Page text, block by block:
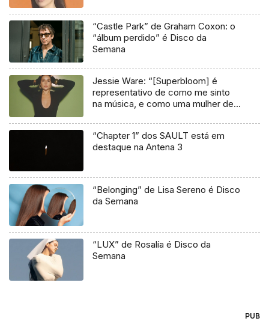
“Castle Park” de Graham Coxon: o
“álbum perdido” é Disco da
Semana
Jessie Ware: “[Superbloom] é
representativo de como me sinto
na música, e como uma mulher de
“Chapter 1” dos SAULT está em
destaque na Antena 3
“Belonging” de Lisa Sereno é Disco
da Semana
“LUX” de Rosalía é Disco da
Semana
PUB